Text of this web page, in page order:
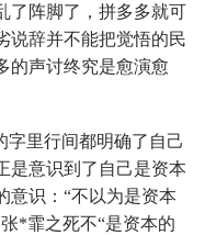
了阵脚了，拼多多就可
说辞并不能把觉悟的民
的声讨终究是愈演愈
字里行间都明确了自己
是意识到了自己是资本
意识：“不以为是资本
*霏之死不“是资本的